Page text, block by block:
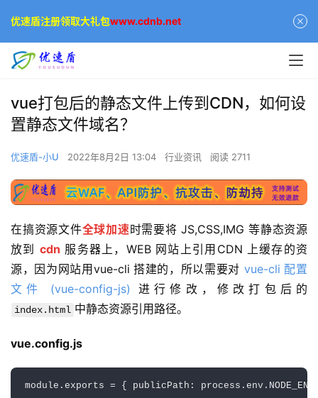
vue打包后的静态文件上传到CDN，如何设
置静态文件域名？
优速盾-小U 2022年8月2日 13:04 行业资讯 阅读 2711
在搞资源文件全球加速时需要将 JS,CSS,IMG 等静态资源
放到 cdn 服务器上，WEB 网站上引用CDN 上缓存的资
源，因为网站用vue-cli 搭建的，所以需要对 vue-cli 配置
文件 (vue-config-js) 进行修改，修改打包后的
index.html 中静态资源引用路径。
vue.config.js
module . exports = { publicPath : process . env . NODE_ENV
优速盾注册领取大礼包www.cdnb.net